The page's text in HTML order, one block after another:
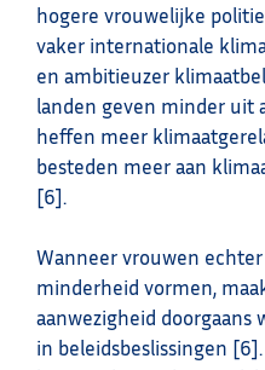
hogere vrouwelijke
vaker internationale
en ambitieuzer
landen geven minder uit
heffen meer
besteden meer aan
[6].
Wanneer vrouwen
minderheid vormen,
aanwezigheid doorgaans
in beleidsbeslissingen